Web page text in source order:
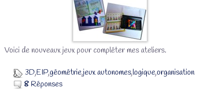
Voici de nouveaux jeux pour compléter mes ateliers.
3D,EIP,géométrie,jeux autonomes,logique,organisation
8Réponses